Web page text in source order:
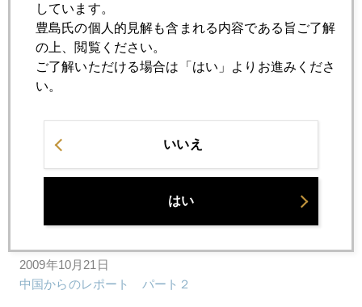
2009年10月26日
シンガポールに集結するロシアマネー
三極通貨から外れる日本円
2009年10月21日
中国からのレポート パート２
しています。
豊島氏の個人的見解も含まれる内容である旨ご了解
の上、閲覧ください。
ご了解いただける場合は「はい」よりお進みくださ
い。
いいえ
はい